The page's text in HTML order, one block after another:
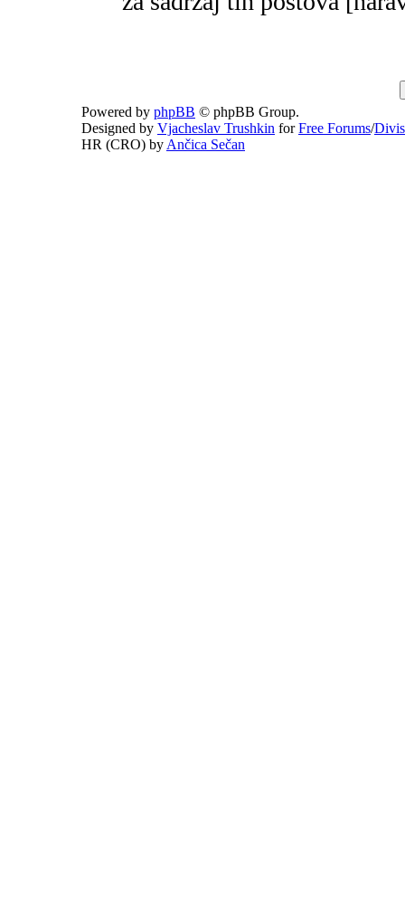
Powered by phpBB © phpBB Group.
Designed by Vjacheslav Trushkin forFree Forums/
HR (CRO) by Ančica Sečan